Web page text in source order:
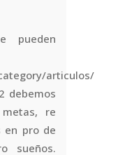
pueden
articulos/
debemos
re
en pro de
sueños.